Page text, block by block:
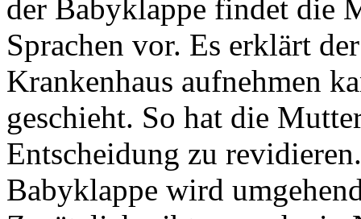
der Babyklappe findet die
Sprachen vor. Es erklärt
Krankenhaus aufnehmen
geschieht. So hat die
Entscheidung zu
Babyklappe wird